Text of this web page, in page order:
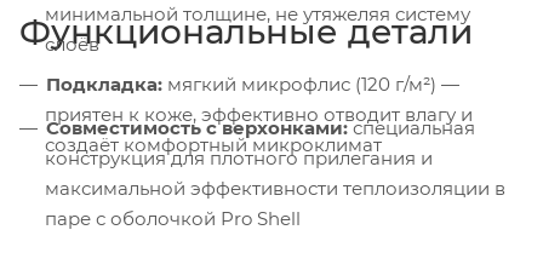
минимальной толщине, не утяжеляя систему
слоёв
Подкладка: мягкий микрофлис (120 г/м²) —
приятен к коже, эффективно отводит влагу и
создаёт комфортный микроклимат
Функциональные детали
Совместимость с верхонками:специальная
конструкция для плотного прилегания и
максимальной эффективности теплоизоляции в
паре с оболочкой Pro Shell